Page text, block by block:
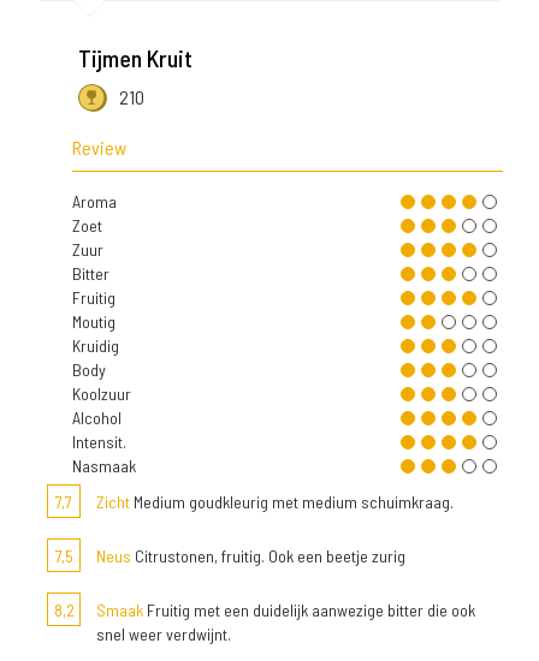
Tijmen Kruit
210
Review
Aroma
Zoet
Zuur
Bitter
Fruitig
Moutig
Kruidig
Body
Koolzuur
Alcohol
Intensit.
Nasmaak
7,7
Zicht Medium goudkleurig met medium schuimkraag.
7,5 Neus Citrustonen, fruitig. Ook een beetje zurig
8,2 Smaak Fruitig met een duidelijk aanwezige bitter die ook
snel weer verdwijnt.